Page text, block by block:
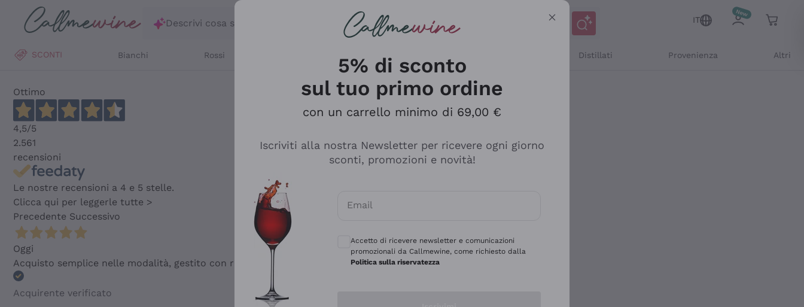
Salta al contenuto principale
Descrivi cosa stai cercando
IT
SCONTI Bianchi Rossi Distillati Provenienza Altri
Ottimo
4,5/5
2.561
recensioni
Le nostre recensioni a 4 e 5 stelle.
Clicca qui per leggerle tutte >
Precedente Successivo
Oggi
Acquisto semplice nelle modalità, gestito con rapidità e professionalità
Acquirente verificato
5% di sconto
sul tuo primo ordine
con un carrello minimo di 69,00 €
Iscriviti alla nostra Newsletter per ricevere ogni giorno
sconti, promozioni e novità!
Email
Accetto di ricevere newsletter e comunicazioni
promozionali da Callmewine, come richiesto dalla
Politica sulla riservatezza